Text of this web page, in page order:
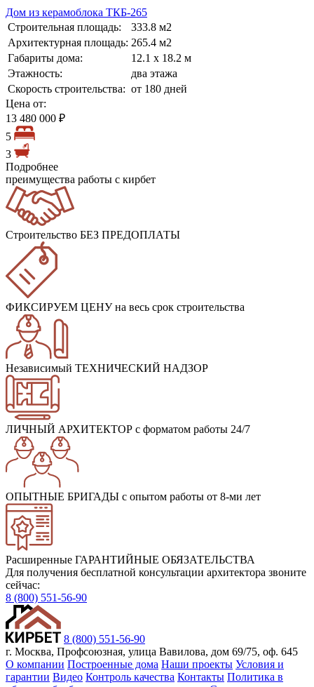
Дом из керамоблока ТКБ-265
Строительная площадь:
333.8 м2
Архитектурная площадь: 265.4 м2
Габариты дома:
12.1 х 18.2 м
Этажность:
два этажа
Скорость строительства: от 180 дней
Цена от:
13 480 000 ₽
5
3
Подробнее
преимущества работы с кирбет
Строительство БЕЗ ПРЕДОПЛАТЫ
ФИКСИРУЕМ ЦЕНУна весь срок строительства
Независимый ТЕХНИЧЕСКИЙ НАДЗОР
ЛИЧНЫЙ АРХИТЕКТОР с форматом работы 24/7
ОПЫТНЫЕ БРИГАДЫ с опытом работы от 8-ми лет
Расширенные ГАРАНТИЙНЫЕ ОБЯЗАТЕЛЬСТВА
Для получения бесплатной консультации архитектора звоните
сейчас:
8 (800) 551-56-90
8 (800) 551-56-90
г. Москва, Профсоюзная, улица Вавилова, дом 69/75, оф. 645
О компании Построенные дома Наши проекты Условия и
гарантии Видео Контроль качества Контакты Политика в